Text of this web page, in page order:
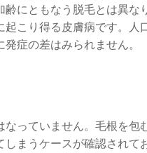
齢にともなう脱毛とは異
起こり得る皮膚病です。
症の差はみられません。
なっていません。毛根を
しまうケースが確認され